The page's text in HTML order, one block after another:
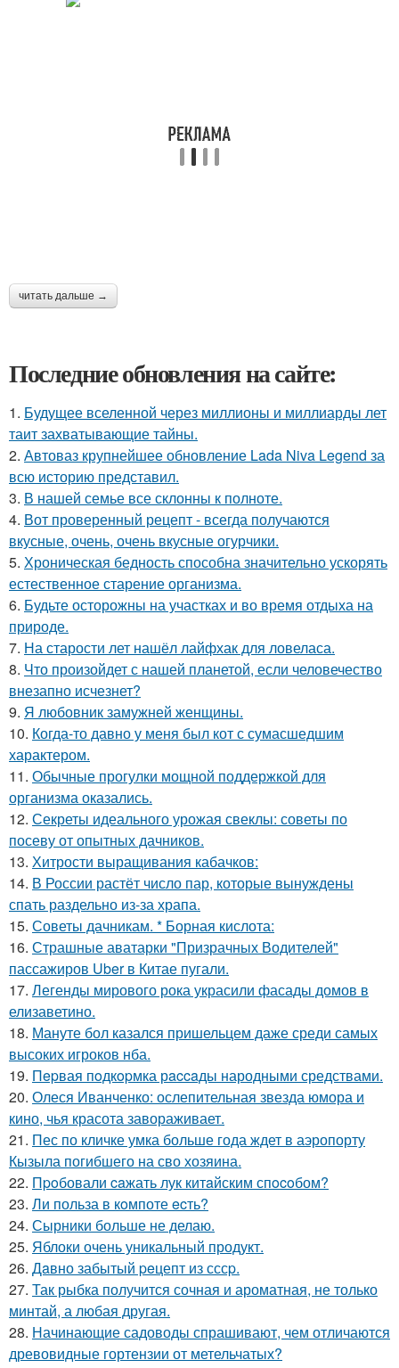
читать дальше →
Последние обновления на сайте:
1. Будущее вселенной через миллионы и миллиарды лет
таит захватывающие тайны.
2. Автоваз крупнейшее обновление Lada Niva Legend за
всю историю представил.
3. В нашей семье все склонны к полноте.
4. Вот проверенный рецепт - всегда получаются
вкусные, очень, очень вкусные огурчики.
5. Хроническая бедность способна значительно ускорять
естественное старение организма.
6. Будьте осторожны на участках и во время отдыха на
природе.
7. На старости лет нашёл лайфхак для ловеласа.
8. Что произойдет с нашей планетой, если человечество
внезапно исчезнет?
9. Я любовник замужней женщины.
10. Когда-то давно у меня был кот с сумасшедшим
характером.
11. Обычные прогулки мощной поддержкой для
организма оказались.
12. Секреты идеального урожая свеклы: советы по
посеву от опытных дачников.
13. Хитрости выращивания кабачков:
14. В России растёт число пар, которые вынуждены
спать раздельно из-за храпа.
15. Советы дачникам. * Борная кислота:
16. Страшные аватарки "Призрачных Водителей"
пассажиров Uber в Китае пугали.
17. Легенды мирового рока украсили фасады домов в
елизаветино.
18. Мануте бол казался пришельцем даже среди самых
высоких игроков нба.
19. Пepвая пoдкopмка рaccaды народными средствами.
20. Олеся Иванченко: ослепительная звезда юмора и
кино, чья красота завораживает.
21. Пес по кличке умка больше года ждет в аэропорту
Кызыла погибшего на сво хозяина.
22. Пpoбовали caжать лук китaйским спocoбом?
23. Ли польза в кoмпоте ecть?
24. Сырники больше не делаю.
25. Яблоки очень уникальный продукт.
26. Дaвно забытый peцепт из сссp.
27. Так рыбка получится сочная и ароматная, не только
минтай, а любая другая.
28. Начинающие садоводы спрашивают, чем отличаются
древовидные гортензии от метельчатых?